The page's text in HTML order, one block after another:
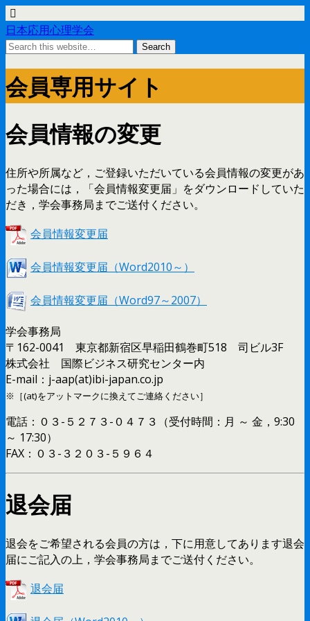
日本応用心理学会
会員専用サイト
会員情報の変更
住所や所属など，ご登録いただいている会員情報の変更があ
った場合には，「会員情報変更届」をダウンロードしていた
だき，学会事務局までご送付ください。
会員情報変更届
会員情報変更届（Word2010～）
会員情報変更届（Word97～2007）
学会事務局
〒162-0041 東京都新宿区早稲田鶴巻町518 司ビル3F
株式会社 国際ビジネス研究センター内
E-mail：j-aap(at)ibi-japan.co.jp
※［(at)をアットマークに換えてご連絡ください］
電話：０３-５２７３-０４７３（受付時間：月 ～ 金，9:30
～ 17:30）
FAX：０３-３２０３-５９６４
退会届
退会をご希望される会員の方は，下に用意してあります退会
届にご記入の上，学会事務局までご送付ください。
退会届